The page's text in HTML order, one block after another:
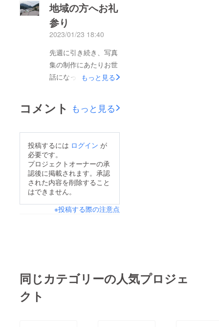
す。1万円以上のリ
ターンを選択された方
向けには12日以降の発
うしばらくお待ちくだ
さい。来年度には新作
の写真集を発行しよう
ですので、今後ともよ
ろしくお願いします。
してくださった方もい
てとてもありがたいで
す。これまで町外への
販売を目的としてクラ
ファンを行ってきまし
たが、ある方から「水
窪の町民として写真集
わったという実感が
の喜びも大きいのでは
ないか」というアドバ
イスをいただき、回覧
を使って町内へのクラ
ファンのお声がけもす
ることにしました。協
力していただける方か
こからプロジェクトを
地域の方へお礼
参り
2023/01/23 18:40
先週に引き続き、写真
集の制作にあたりお世
話になった地域の皆さ
日は、昔の水窪につい
て様々なお話をしてく
した。お話を聞いて
回っていた頃はまだ夏
真っ盛りだったので、
それから半年ほどか
しまいましたが、とて
るのにこれだけ多くの
人に協力してもらって
もっと見る
コメント もっと見る
投稿するには ログイン が
必要です。
プロジェクトオーナーの承
認後に掲載されます。承認
された内容を削除すること
はできません。
※投稿する際の注意点
同じカテゴリーの人気プロジェ
クト